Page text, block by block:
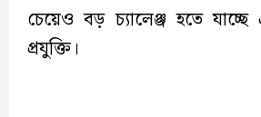
চেয়েও বড় চ্যালেঞ্জ হতে
প্রযুক্তি।